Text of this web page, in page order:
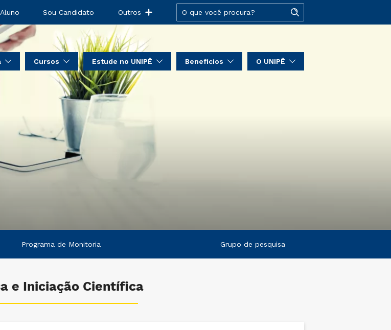
Sou Candidato Outros
Cursos Estude no UNIPÊ Benefícios O UNIPÊ
Programa de Monitoria Grupo de pesquisa
e Iniciação Científica